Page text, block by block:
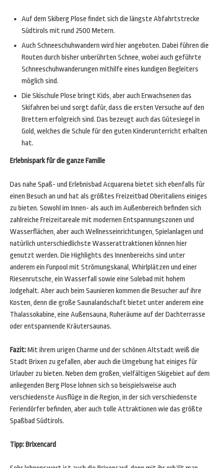
Auf dem Skiberg Plose findet sich die längste Abfahrtstrecke
Südtirols mit rund 2500 Metern.
Auch Schneeschuhwandern wird hier angeboten. Dabei führen die
Routen durch bisher unberührten Schnee, wobei auch geführte
Schneeschuhwanderungen mithilfe eines kundigen Begleiters
möglich sind.
Die Skischule Plose bringt Kids, aber auch Erwachsenen das
Skifahren bei und sorgt dafür, dass die ersten Versuche auf den
Brettern erfolgreich sind. Das bezeugt auch das Gütesiegel in
Gold, welches die Schule für den guten Kinderunterricht erhalten
hat.
Erlebnispark für die ganze Familie
Das nahe Spaß- und Erlebnisbad Acquarena bietet sich ebenfalls für
einen Besuch an und hat als größtes Freizeitbad Oberitaliens einiges
zu bieten. Sowohl im Innen- als auch im Außenbereich befinden sich
zahlreiche Freizeitareale mit modernen Entspannungszonen und
Wasserflächen, aber auch Wellnesseinrichtungen, Spielanlagen und
natürlich unterschiedlichste Wasserattraktionen können hier
genutzt werden. Die Highlights des Innenbereichs sind unter
anderem ein Funpool mit Strömungskanal, Whirlplätzen und einer
Riesenrutsche, ein Wasserfall sowie eine Solebad mit hohem
Jodgehalt. Aber auch beim Saunieren kommen die Besucher auf ihre
Kosten, denn die große Saunalandschaft bietet unter anderem eine
Thalassokabine, eine Außensauna, Ruheräume auf der Dachterrasse
oder entspannende Kräutersaunas.
Fazit:Mit ihrem urigen Charme und der schönen Altstadt weiß die
Stadt Brixen zu gefallen, aber auch die Umgebung hat einiges für
Urlauber zu bieten. Neben dem großen, vielfältigen Skigebiet auf dem
anliegenden Berg Plose lohnen sich so beispielsweise auch
verschiedenste Ausflüge in die Region, in der sich verschiedenste
Feriendörfer befinden, aber auch tolle Attraktionen wie das größte
Spaßbad Südtirols.
Tipp: Brixencard